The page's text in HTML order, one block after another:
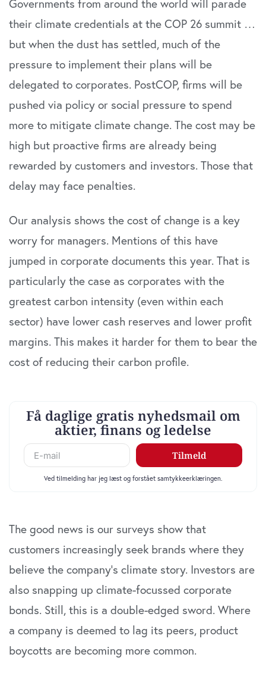
Governments from around the world will parade
their climate credentials at the COP 26 summit …
but when the dust has settled, much of the
pressure to implement their plans will be
delegated to corporates. PostCOP, firms will be
pushed via policy or social pressure to spend
more to mitigate climate change. The cost may be
high but proactive firms are already being
rewarded by customers and investors. Those that
delay may face penalties.
Our analysis shows the cost of change is a key
worry for managers. Mentions of this have
jumped in corporate documents this year. That is
particularly the case as corporates with the
greatest carbon intensity (even within each
sector) have lower cash reserves and lower profit
margins. This makes it harder for them to bear the
cost of reducing their carbon profile.
The good news is our surveys show that
customers increasingly seek brands where they
believe the company’s climate story. Investors are
also snapping up climate-focussed corporate
bonds. Still, this is a double-edged sword. Where
a company is deemed to lag its peers, product
boycotts are becoming more common.